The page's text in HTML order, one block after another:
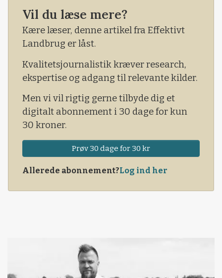
generalsekretær i den fælleseuropæiske
fjerkræorganisation Avec.
Ifølge generalsekretæren er der nemlig ikke
hollandske supermarkeder siden 2015.
Vil du læse mere?
Kære læser, denne artikel fra Effektivt
Landbrug er låst.
Kvalitetsjournalistik kræver research,
ekspertise og adgang til relevante kilder.
Men vi vil rigtig gerne tilbyde dig et
digitalt abonnement i 30 dage for kun
30 kroner.
Prøv 30 dage for 30 kr
Allerede abonnement?Log ind her